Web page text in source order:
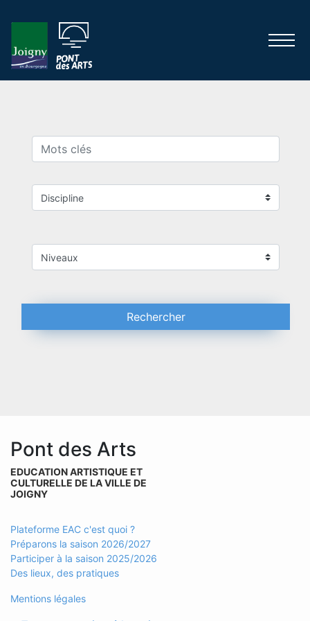
Rechercher
Pont des Arts
EDUCATION ARTISTIQUE ET
CULTURELLE DE LA VILLE DE
JOIGNY
Plateforme EAC c'est quoi ?
Préparons la saison 2026/2027
Participer à la saison 2025/2026
Des lieux, des pratiques
Mentions légales